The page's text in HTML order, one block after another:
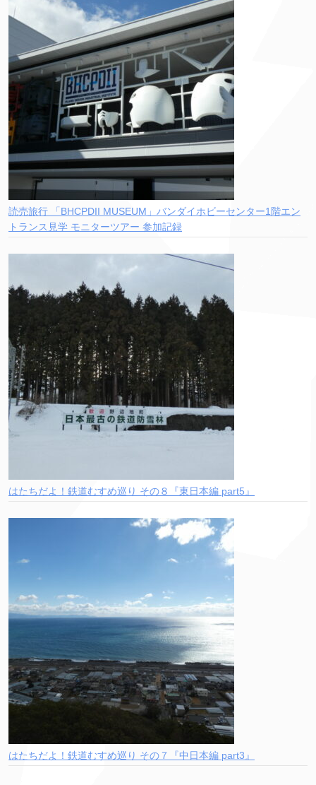
読売旅行 「BHCPDII MUSEUM」バンダイホビーセンター1階エン
トランス見学 モニターツアー 参加記録
はたちだよ！鉄道むすめ巡り その８『東日本編 part5』
はたちだよ！鉄道むすめ巡り その７『中日本編 part3』